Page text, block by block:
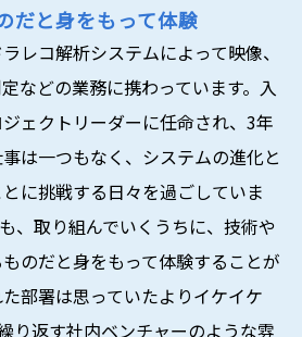
だと身をもって体験
レコ解析システムによって映像、
などの業務に携わっています。入
ェクトリーダーに任命され、3年
は一つもなく、システムの進化と
に挑戦する日々を過ごしていま
、取り組んでいくうちに、技術や
のだと身をもって体験することが
部署は思っていたよりイケイケ
り返す社内ベンチャーのような雰